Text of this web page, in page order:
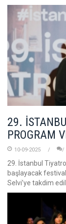
29.
PROGRAM
10-09-2025
29. İstanbul Tiyatro
başlayacak
Selvi’ye takdim